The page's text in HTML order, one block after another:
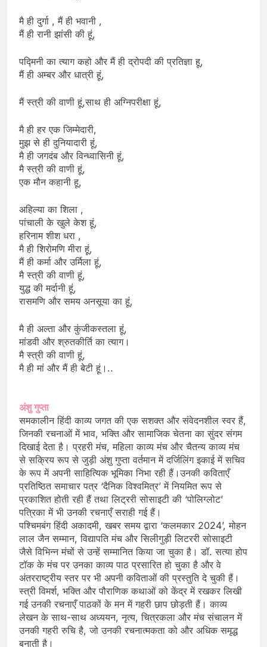
मै ही दुर्गा , मैं ही भवानी ,
मैं ही रानी झांसी की हूं,
पद्मिनी का त्याग कहो और मैं ही द्रोपदी की प्रतिज्ञा हू,
मैं ही अम्बर और धात्री हूं,
मैं स्त्री की वाणी हूं,साथ ही अग्निपरीक्षा हूं,
मै ही हर एक जिम्मेदारी,
मुझ से ही दुनियादारी हूं,
मै ही जगदंब और विन्ध्वासिनी हूं,
मै स्त्री की वाणी हूं,
एक मौन कहानी हू,
अहिल्या का शिला ,
पांचाली के खुले केश हूं,
हरिनाम शीश धरा ,
मै ही शिरोमणि मीरा हूं,
मैं ही कर्मा और उर्मिला हूं,
मै स्त्री की वाणी हूं,
युद्ध की मर्दानी हूं,
रासमणि और समय अनसूया का हूं,
मै ही अल्ता और कुंजीकस्तला हूं,
मांडवी और श्रुतकीर्ति का त्याग।
मै स्त्री की वाणी हूं,
मै ही मां और मैं ही बेटी हूं।..
अंशु गुप्ता
समकालीन हिंदी काव्य जगत की एक सशक्त और संवेदनशील स्वर हैं,
जिनकी रचनाओं में भाव, भक्ति और सामाजिक चेतना का सुंदर संगम
दिखाई देता है। प्रहरी मंच, महिला काव्य मंच और चैतन्य काव्य मंच
से सक्रिय रूप से जुड़ी अंशु गुप्ता वर्तमान में दर्जिलिंग इकाई में सचिव
के रूप में अपनी साहित्यिक भूमिका निभा रही हैं।उनकी कविताएँ
प्रतिष्ठित समाचार पत्र ‘दैनिक विश्वमित्र’ में नियमित रूप से
प्रकाशित होती रही हैं तथा लिट्ररी सोसाइटी की ‘पोलिग्लोट’
पत्रिका में भी उनकी रचनाएँ सराही गई हैं।
पश्चिमबंग हिंदी अकादमी, खबर समय द्वारा ‘कलमकार 2024’, मोहन
लाल जैन सम्मान, विद्यापति मंच और सिलीगुड़ी लिटररी सोसाइटी
जैसे विभिन्न मंचों से उन्हें सम्मानित किया जा चुका है। डॉ. सत्या होप
टॉक के मंच पर उनका काव्य पाठ प्रसारित हो चुका है और वे
अंतरराष्ट्रीय स्तर पर भी अपनी कविताओं की प्रस्तुति दे चुकी हैं।
स्त्री विमर्श, भक्ति और पौराणिक कथाओं को केंद्र में रखकर लिखी
गई उनकी रचनाएँ पाठकों के मन में गहरी छाप छोड़ती हैं। काव्य
लेखन के साथ-साथ अध्ययन, नृत्य, चित्रकला और मंच संचालन में
उनकी गहरी रुचि है, जो उनकी रचनात्मकता को और अधिक समृद्ध
बनाती है।